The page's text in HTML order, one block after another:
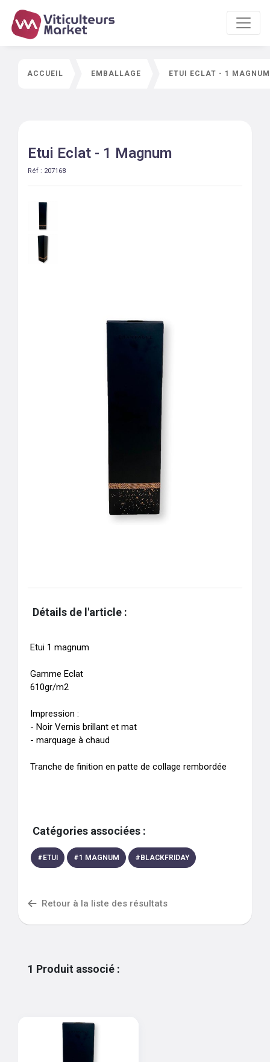
ACCUEIL EMBALLAGE ETUI ECLAT - 1 MAGNUM
Etui Eclat - 1 Magnum
Réf : 207168
Détails de l'article :
Etui 1 magnum
Gamme Eclat
610gr/m2
Impression :
- Noir Vernis brillant et mat
- marquage à chaud
Tranche de finition en patte de collage rembordée
Catégories associées :
# ETUI #1 MAGNUM # BLACKFRIDAY
Retour à la liste des résultats
1 Produit associé :